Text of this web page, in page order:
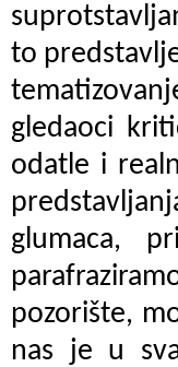
to
gledaoci
odatle i
glumaca,
pozorište,
nas je u